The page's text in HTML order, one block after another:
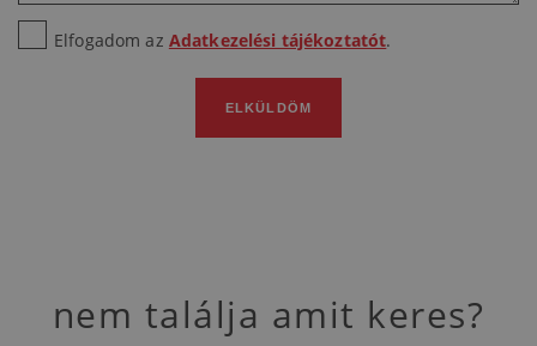
Elfogadom az Adatkezelési tájékoztatót.
ELKÜLDÖM
nem találja amit keres?